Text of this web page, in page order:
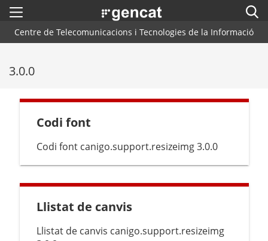
. Obre en una nova finestra.
Menú
Centre de Telecomunicacions i Tecnologies de la Informació
Inici
Arquitectura CTTI
Blog
Plataformes i Frameworks
Centres de Suport
Contacte
3.0.0
Codi font
Codi font canigo.support.resizeimg 3.0.0
Llistat de canvis
Llistat de canvis canigo.support.resizeimg